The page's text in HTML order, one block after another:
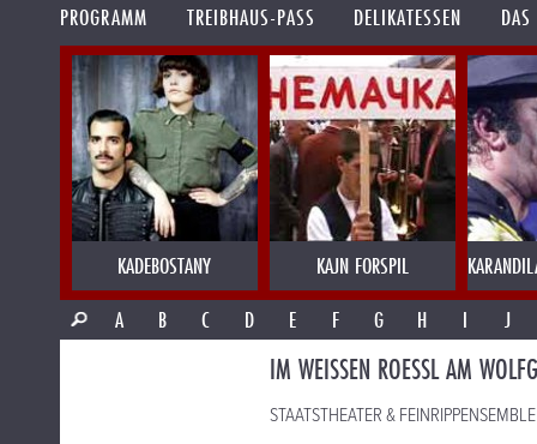
PROGRAMM TREIBHAUS-PASS DELIKATESSEN
KADEBOSTANY KAJN FORSPIL
A
B C D E F G H I J
IM WEISSEN ROESSL AM
STAATSTHEATER &